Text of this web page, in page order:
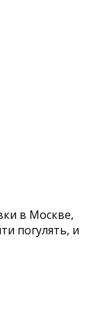
в Москве,
погулять, и